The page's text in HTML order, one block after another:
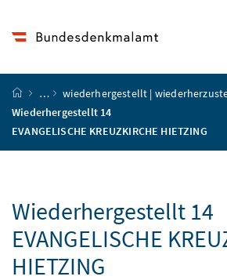
Startseite
…
wiederhergestellt |
Wiederhergestellt 14
EVANGELISCHE KREUZKIRCHE HIETZING
Wiederhergestellt 14
EVANGELISCHE
HIETZING